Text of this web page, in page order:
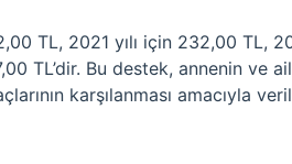
TL, 2021 yılı için 232,00 TL,
TL’dir. Bu destek, annenin ve
karşılanması amacıyla